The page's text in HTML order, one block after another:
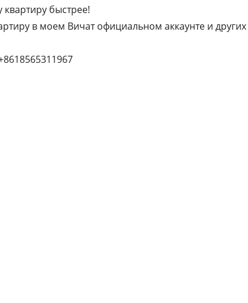
квартиру быстрее!
в моем Вичат официальном аккаунте и других